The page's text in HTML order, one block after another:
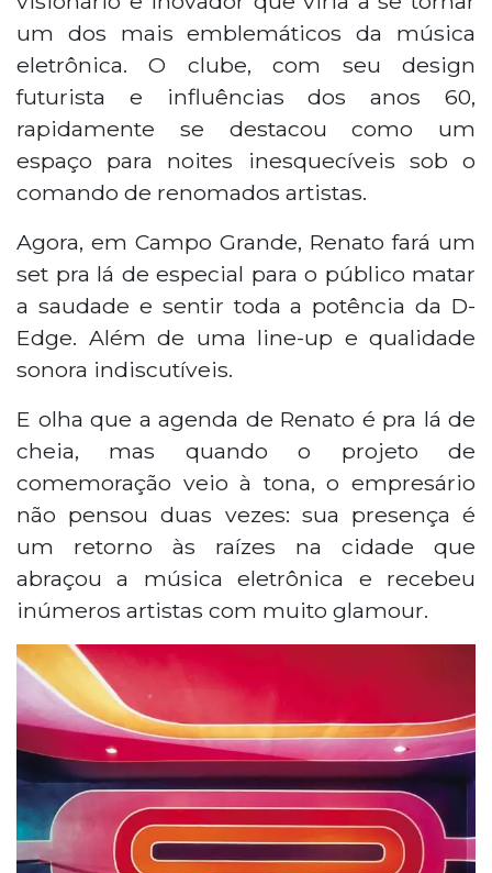
um dos mais emblemáticos da música
eletrônica. O clube, com seu design
futurista e influências dos anos 60,
rapidamente se destacou como um
espaço para noites inesquecíveis sob o
comando de renomados artistas.
Agora, em Campo Grande, Renato fará um
set pra lá de especial para o público matar
a saudade e sentir toda a potência da D-
Edge. Além de uma line-up e qualidade
sonora indiscutíveis.
E olha que a agenda de Renato é pra lá de
cheia, mas quando o projeto de
comemoração veio à tona, o empresário
não pensou duas vezes: sua presença é
um retorno às raízes na cidade que
abraçou a música eletrônica e recebeu
inúmeros artistas com muito glamour.